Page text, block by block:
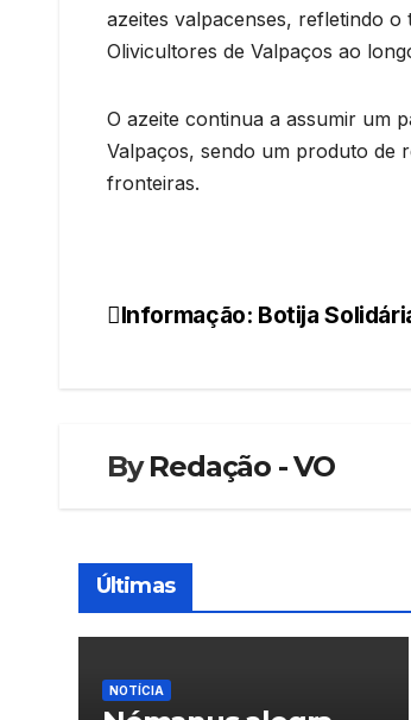
azeites valpacenses, refletindo
Olivicultores de Valpaços ao
O azeite continua a assumir um
Valpaços, sendo um produto de
fronteiras.
Navegação
Informação: Botija
ByRedação - VO
Últimas
NOTÍCIA